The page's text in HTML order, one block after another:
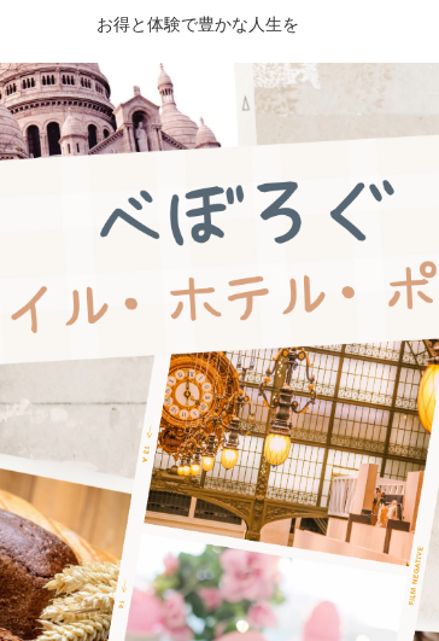
お得と体験で豊かな人生を